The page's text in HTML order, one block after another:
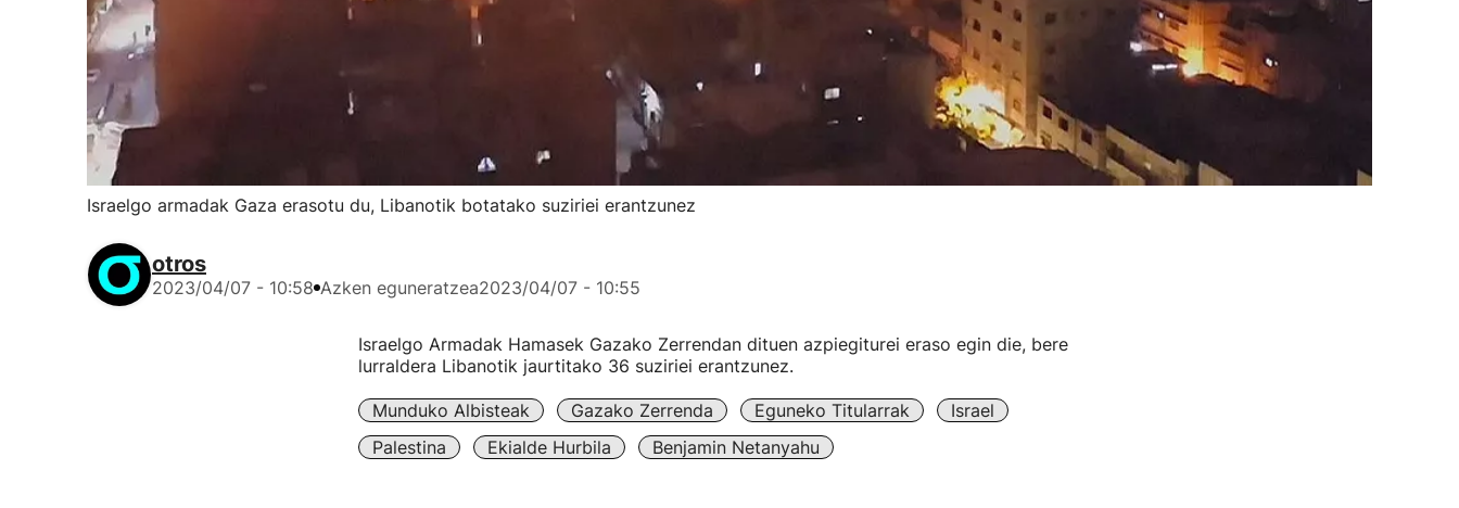
Israelgo armadak Gaza erasotu du, Libanotik botatako suziriei erantzunez
otros
2023/04/07 - 10:58 Azken eguneratzea2023/04/07 - 10:55
Israelgo Armadak Hamasek Gazako Zerrendan dituen azpiegiturei eraso egin die, bere
lurraldera Libanotik jaurtitako 36 suziriei erantzunez.
Munduko Albisteak Gazako Zerrenda Eguneko Titularrak
Israel
Palestina
Ekialde Hurbila Benjamin Netanyahu